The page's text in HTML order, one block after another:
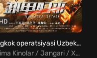
Bangkok operatsiyasi Uzbek tilida
Tarjima Kinolar / Jangari / Xorij Kinolar Uzbek Tilida